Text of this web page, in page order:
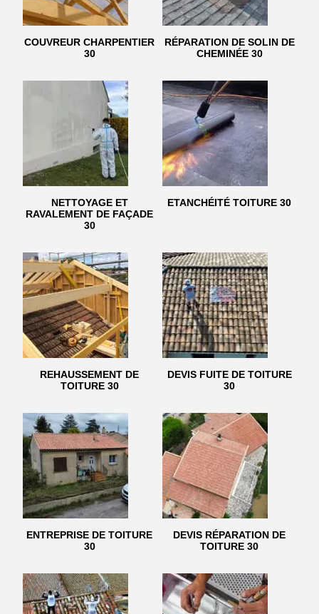
COUVREUR CHARPENTIER
30
RÉPARATION DE SOLIN DE
CHEMINÉE 30
NETTOYAGE ET
RAVALEMENT DE FAÇADE
30
ETANCHÉITÉ TOITURE 30
REHAUSSEMENT DE
TOITURE 30
DEVIS FUITE DE TOITURE
30
ENTREPRISE DE TOITURE
30
DEVIS RÉPARATION DE
TOITURE 30